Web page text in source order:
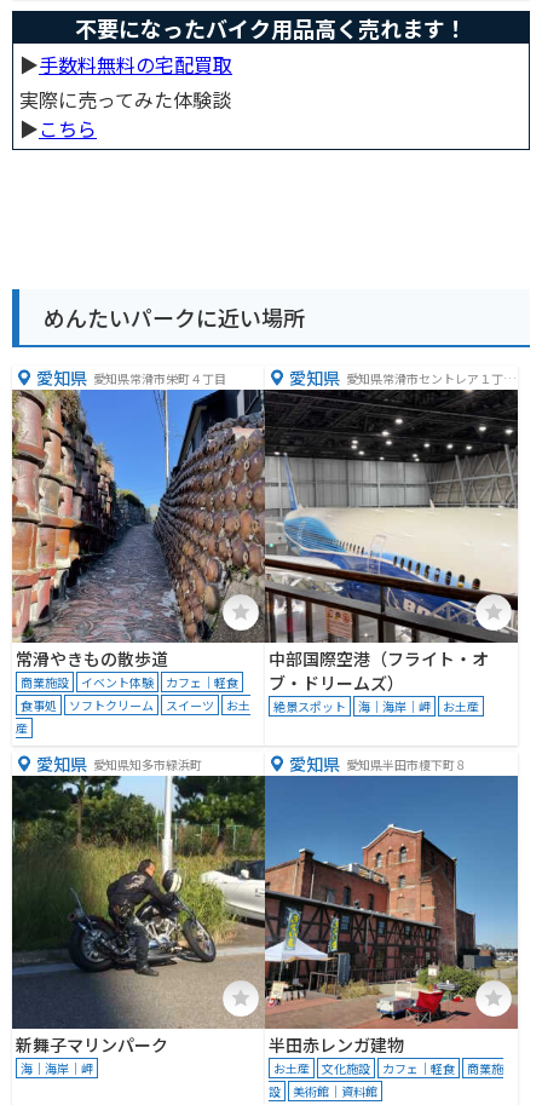
不要になったバイク用品高く売れます！
▶︎手数料無料の宅配買取
実際に売ってみた体験談
▶︎こちら
めんたいパークに近い場所
愛知県 愛知県常滑市栄町４丁目
常滑やきもの散歩道
商業施設 イベント体験
カフェ｜軽食
食事処
ソフトクリーム スイーツ
お土
産
愛知県 愛知県常滑市セントレア１丁目
１
中部国際空港（フライト・オ
ブ・ドリームズ）
絶景スポット 海｜海岸｜岬 お土産
愛知県 愛知県知多市緑浜町
新舞子マリンパーク
海｜海岸｜岬
愛知県 愛知県半田市榎下町８
半田赤レンガ建物
お土産 文化施設 カフェ｜軽食
商業施
設
美術館｜資料館